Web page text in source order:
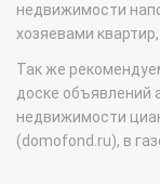
недвижимости
хозяевами
Так же
доске объявлений
недвижимости
(domofond.ru), в